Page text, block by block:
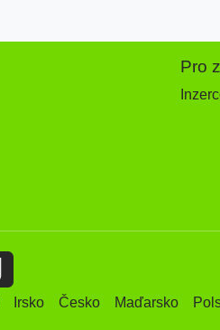
Pro
Irsko Česko Maďarsko